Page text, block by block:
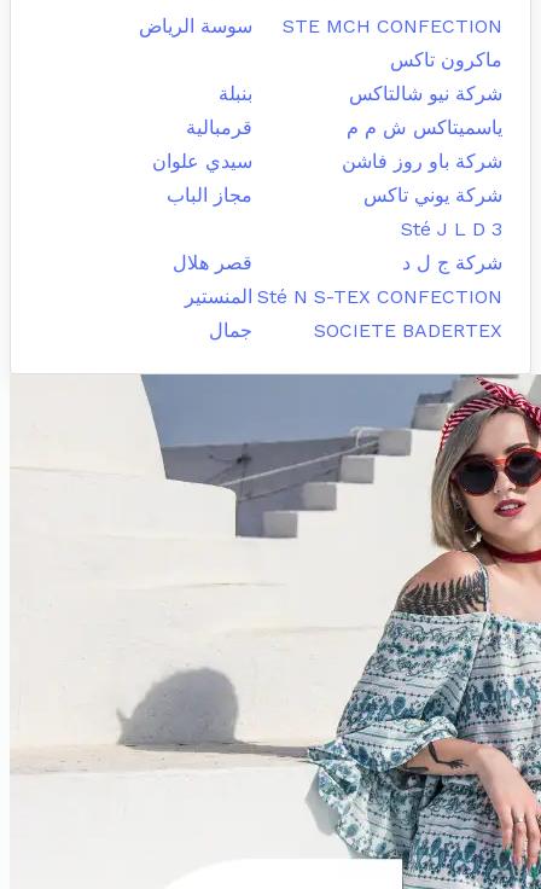
STE MCH CONFECTION
سوسة الرياض
ماكرون تاكس
شركة نيو شالتاكس
بنبلة
ياسميتاكس ش م م
قرمبالية
شركة باو روز فاشن
سيدي علوان
شركة يوني تاكس
مجاز الباب
Sté J L D 3
شركة ج ل د
قصر هلال
Sté N S-TEX CONFECTION المنستير
SOCIETE BADERTEX
جمال